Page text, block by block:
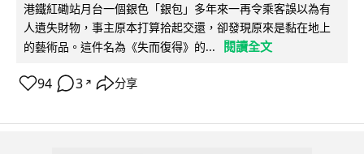
港鐵紅磡站月台一個銀色「銀包」多年來一再令乘客誤以為有
人遺失財物，事主原本打算拾起交還，卻發現原來是黏在地上
的藝術品。這件名為《失而復得》的...
閱讀全文
94 3 ↗ 分享